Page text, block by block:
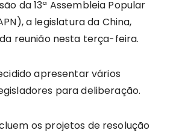
da 13ª Assembleia Popular
a legislatura da China,
reunião nesta terça-feira.
apresentar vários
para deliberação.
os projetos de resolução